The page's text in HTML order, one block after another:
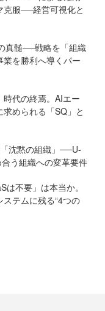
克服──経営可視化と
真髄──戦略を「組織
を勝利へ導くパー
時代の終焉。AIエー
められる「SQ」と
沈黙の組織」──U-
う組織への変革要件
は不要」は本当か。
テムに残る“4つの